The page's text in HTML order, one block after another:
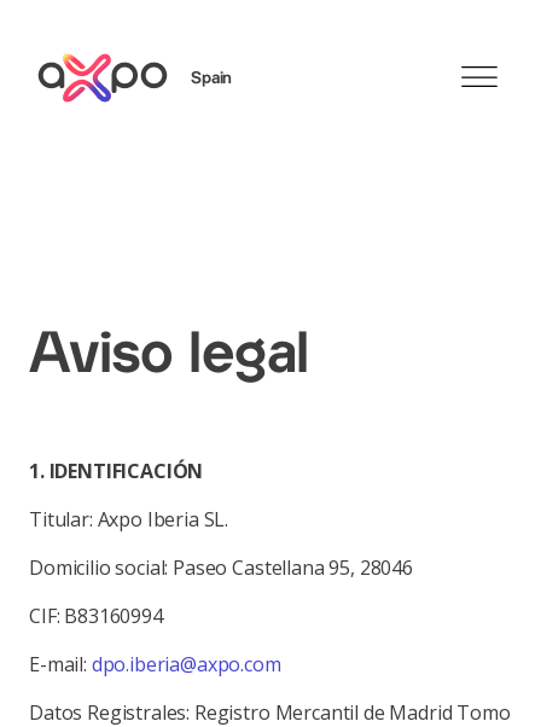
Spain
Aviso legal
1. IDENTIFICACIÓN
Titular: Axpo Iberia SL.
Domicilio social: Paseo Castellana 95, 28046
CIF: B83160994
E-mail: dpo.iberia@axpo.com
Datos Registrales: Registro Mercantil de Madrid Tomo